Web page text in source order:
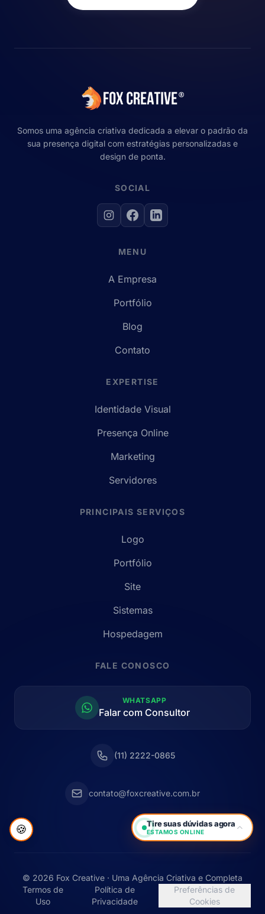
Somos uma agência criativa dedicada a elevar o padrão da
sua presença digital com estratégias personalizadas e
design de ponta.
SOCIAL
MENU
A Empresa
Portfólio
Blog
Contato
EXPERTISE
Identidade Visual
Presença Online
Marketing
Servidores
PRINCIPAIS SERVIÇOS
Logo
Portfólio
Site
Sistemas
Hospedagem
FALE CONOSCO
WHATSAPP
Falar com Consultor
(11) 2222-0865
contato@foxcreative.com.br
© 2026 Fox Creative · Uma Agência Criativa e Completa
Termos de
Uso
Política de
Privacidade
Preferências de
Cookies
Tire suas dúvidas agora
ESTAMOS ONLINE
🍪